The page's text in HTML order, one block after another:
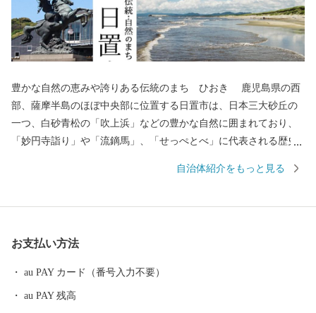
豊かな自然の恵みや誇りある伝統のまち ひおき 鹿児島県の西
部、薩摩半島のほぼ中央部に位置する日置市は、日本三大砂丘の
一つ、白砂青松の「吹上浜」などの豊かな自然に囲まれており、
「妙円寺詣り」や「流鏑馬」、「せっぺとべ」に代表される歴史
「湯之元温泉郷」「吹上温泉郷」など、古の情緒と安らぎに満ち
自慢の特産品をお届けします！
自治体紹介をもっと見る
お支払い方法
au PAY カード（番号入力不要）
au PAY 残高